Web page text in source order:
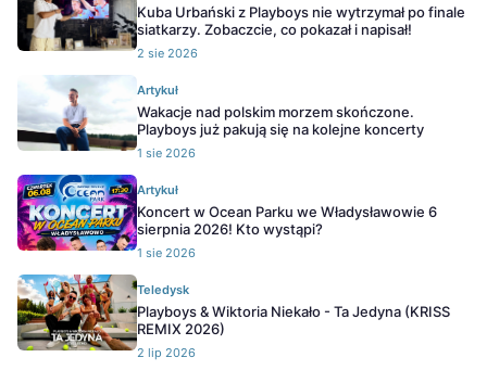
Kuba Urbański z Playboys nie wytrzymał po finale
siatkarzy. Zobaczcie, co pokazał i napisał!
2 sie 2026
Artykuł
Wakacje nad polskim morzem skończone.
Playboys już pakują się na kolejne koncerty
1 sie 2026
Artykuł
Koncert w Ocean Parku we Władysławowie 6
sierpnia 2026! Kto wystąpi?
1 sie 2026
Teledysk
Playboys & Wiktoria Niekało - Ta Jedyna (KRISS
REMIX 2026)
2 lip 2026